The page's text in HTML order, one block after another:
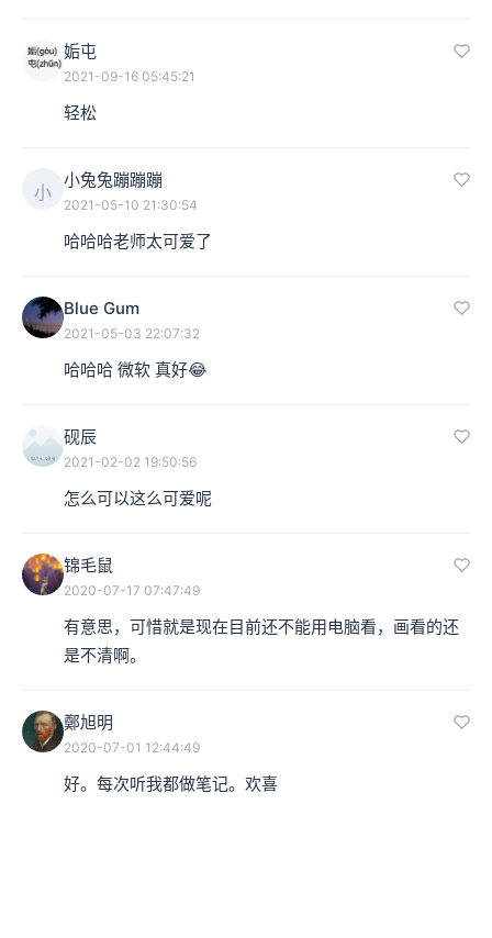
姤屯
2021-09-16 05:45:21
轻松
小
小兔兔蹦蹦蹦
2021-05-10 21:30:54
哈哈哈老师太可爱了
Blue Gum
2021-05-03 22:07:32
哈哈哈 微软 真好😂
砚辰
2021-02-02 19:50:56
怎么可以这么可爱呢
锦毛鼠
2020-07-17 07:47:49
有意思，可惜就是现在目前还不能用电脑看，画看的还
是不清啊。
鄭旭明
2020-07-01 12:44:49
好。每次听我都做笔记。欢喜